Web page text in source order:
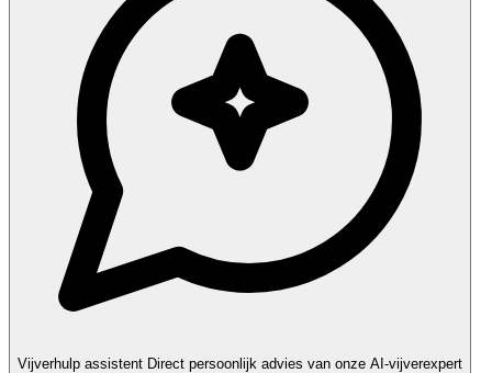
Vijverhulp assistent Direct persoonlijk advies van onze AI-vijverexpert